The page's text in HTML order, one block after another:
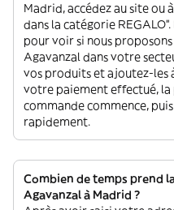
Madrid, accédez au site ou
dans la catégorie
pour voir si nous
Agavanzal dans votre
vos produits et ajoutez-les
votre paiement effectué,
commande commence,
rapidement.
Combien de temps prend
Agavanzal à Madrid ?